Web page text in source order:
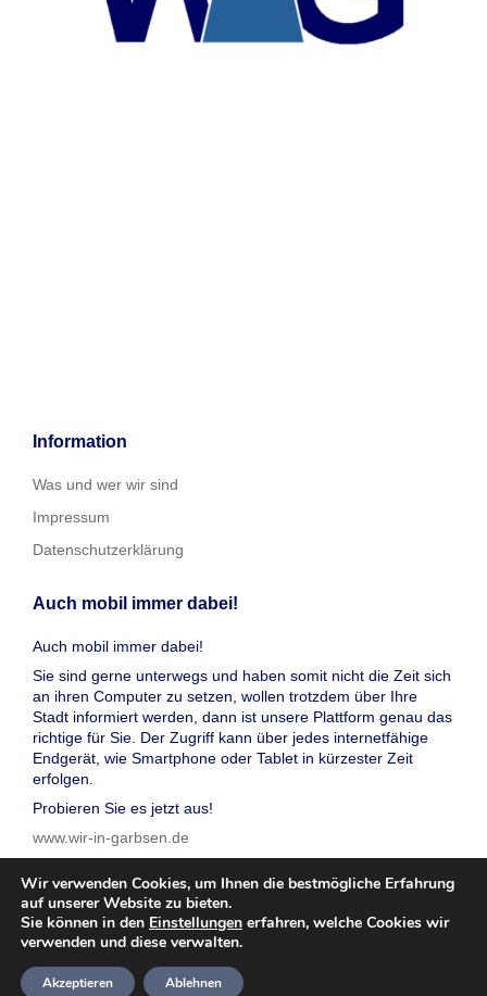
Information
Was und wer wir sind
Impressum
Datenschutzerklärung
Auch mobil immer dabei!
Auch mobil immer dabei!
Sie sind gerne unterwegs und haben somit nicht die Zeit sich
an ihren Computer zu setzen, wollen trotzdem über Ihre
Stadt informiert werden, dann ist unsere Plattform genau das
richtige für Sie. Der Zugriff kann über jedes internetfähige
Endgerät, wie Smartphone oder Tablet in kürzester Zeit
erfolgen.
Probieren Sie es jetzt aus!
www.wir-in-garbsen.de
© 2026 wir in garbsen, Inc. Alle Rechte vorbehalten
Wir verwenden Cookies, um Ihnen die bestmögliche Erfahrung
auf unserer Website zu bieten.
Sie können in den Einstellungen erfahren, welche Cookies wir
verwenden und diese verwalten.
Akzeptieren Ablehnen